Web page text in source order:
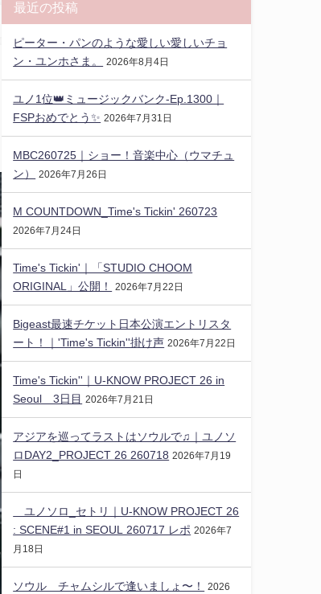
最近の投稿
ピーター・パンのような愛しい愛しいチョ
ン・ユンホさま。
2026年8月4日
ユノ1位👑ミュージックバンク-Ep.1300｜
FSPおめでとう✨️ 2026年7月31日
MBC260725｜ショー！音楽中心（ウマチュ
ン）
2026年7月26日
M COUNTDOWN_Time's Tickin' 260723
2026年7月24日
Time's Tickin'｜「STUDIO CHOOM
ORIGINAL」公開！
2026年7月22日
Bigeast最速チケット日本公演エントリスタ
ート！｜'Time's Tickin''掛け声 2026年7月22日
Time's Tickin''｜U-KNOW PROJECT 26 in
Seoul 3日目 2026年7月21日
アジアを巡ってラストはソウルで♫｜ユノソ
ロDAY2_PROJECT 26 260718 2026年7月19
日
ユノソロ_セトリ｜U-KNOW PROJECT 26
: SCENE#1 in SEOUL 260717 レポ 2026年7
月18日
ソウル チャムシルで逢いましょ〜！
2026